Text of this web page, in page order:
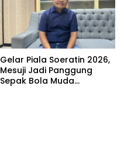
Gelar Piala Soeratin 2026,
Mesuji Jadi Panggung
Sepak Bola Muda